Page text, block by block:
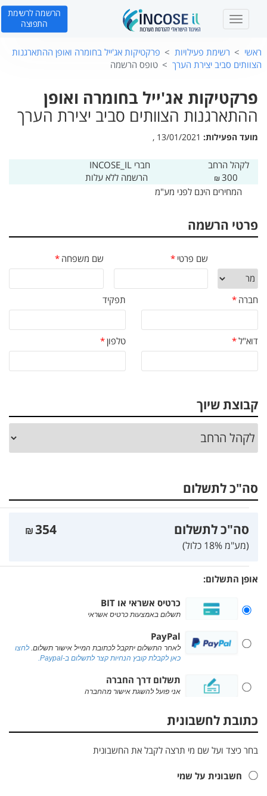
T
o
l
n
a
v
i
t
i
o
הרשמה לרשימת
התפוצה
ראשי רשימת פעילויות
פרקטיקות אג'ייל בחומרה ואופן ההתארגנות
הצוותים סביב יצירת הערך
טופס הרשמה
פרקטיקות אג'ייל בחומרה ואופן
ההתארגנות הצוותים סביב יצירת הערך
מועד הפעילות:
לקהל הרחב
300
₪
חברי INCOSE_IL
הרשמה ללא עלות
המחירים הינם לפני מע"מ
פרטי הרשמה
שם פרטי * שם משפחה *
חברה * תפקיד
דוא"ל* טלפון*
קבוצת שיוך
סה"כ לתשלום
סה"כ לתשלום
(מע"מ 18% כלול)
354
₪
אופן התשלום:
כרטיס אשראי או BIT
תשלום באמצעות כרטיס אשראי
PayPal
לאחר התשלום יתקבל לכתובת המייל אישור תשלום.לחצו
כאן לקבלת קובץ הנחיות קצר לתשלום ב-Paypal.
תשלום דרך החברה
אני פועל להשגת אישור מהחברה
כתובת לחשבונית
בחר כיצד ועל שם מי תרצה לקבל את החשבונית
חשבונית על שמי